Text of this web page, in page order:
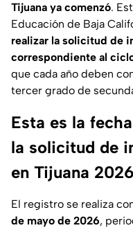
Tijuana ya comenzó.
Educación de Baja
realizar la solicitud de
correspondiente al
que cada año deben
tercer grado de
Esta es la
la solicitud de
en Tijuana 2026
El registro se realiza
de mayo de 2026,